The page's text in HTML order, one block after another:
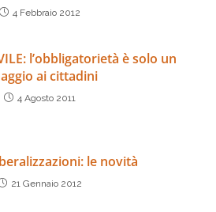
4 Febbraio 2012
l’obbligatorietà è solo un
ai cittadini
4 Agosto 2011
le novità
21 Gennaio 2012